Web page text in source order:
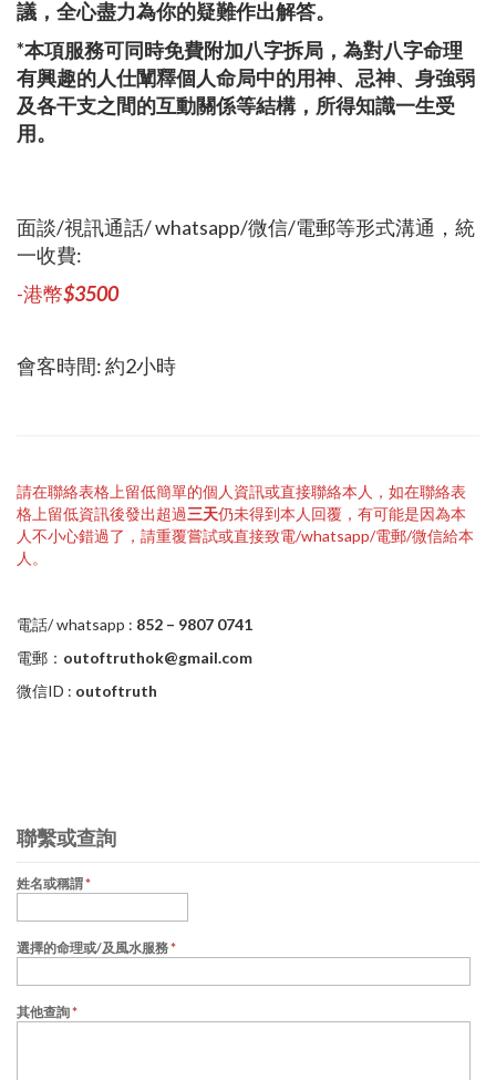
議，全心盡力為你的疑難作出解答。
*本項服務可同時免費附加八字拆局，為對八字命理
有興趣的人仕闡釋個人命局中的用神、忌神、身強弱
及各干支之間的互動關係等結構，所得知識一生受
用。
面談/視訊通話/ whatsapp/微信/電郵等形式溝通，統
一收費:
-港幣$3500
會客時間: 約2小時
請在聯絡表格上留低簡單的個人資訊或直接聯絡本人，如在聯絡表
格上留低資訊後發出超過三天仍未得到本人回覆，有可能是因為本
人不小心錯過了，請重覆嘗試或直接致電/whatsapp/電郵/微信給本
人。
電話/ whatsapp : 852 – 9807 0741
電郵： outoftruthok@gmail.com
微信ID : outoftruth
聯繫或查詢
姓名或稱謂*
選擇的命理或/及風水服務*
其他查詢*